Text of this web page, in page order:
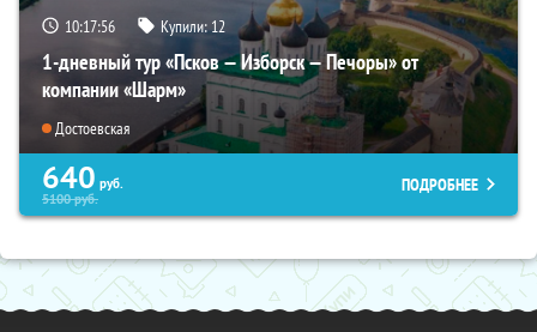
10:17:54 Купили:12
1-дневный тур «Псков — Изборск — Печоры» от
компании «Шарм»
Достоевская
640 руб.
5100руб.
ПОДРОБНЕЕ